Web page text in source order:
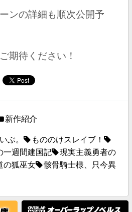
ンの詳細も順次公開予
期待ください！
新作紹介
ぶ。
もののけスレイブ！
一週間建国記
現実主義勇者の
の狐巫女
骸骨騎士様、只今異